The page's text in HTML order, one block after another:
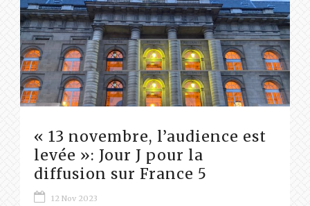
« 13 novembre, l’audience est
levée »: Jour J pour la
diffusion sur France 5
12 Nov 2023